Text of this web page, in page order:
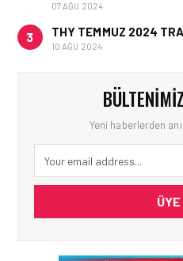
07 AĞU 2024
3 THY TEMMUZ 2024
10 AĞU 2024
Yeni haberlerden
ÜYE